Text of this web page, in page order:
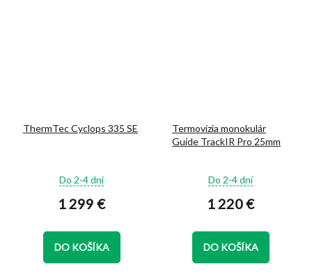
ThermTec Cyclops 335 SE
Priemerné
hodnotenie
produktu
5,0
z
Do 2-4 dní
1 299 €
DO KOŠÍKA
Termovizia monokulár
Guide TrackIR Pro 25mm
Priemerné
hodnotenie
produktu
5,0
z
Do 2-4 dní
1 220 €
DO KOŠÍKA